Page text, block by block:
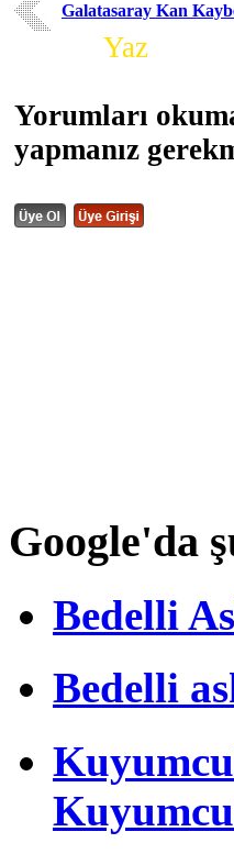
Galatasaray Kan
Yaz
Yorumları
yapmanız
Google'da
Bedelli
Bedelli